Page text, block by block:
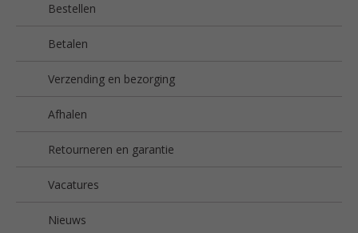
Bestellen
Betalen
Verzending en bezorging
Afhalen
Retourneren en garantie
Vacatures
Nieuws